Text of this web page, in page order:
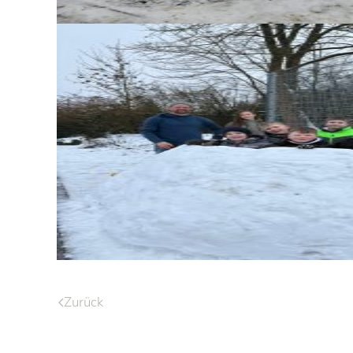
Zurück